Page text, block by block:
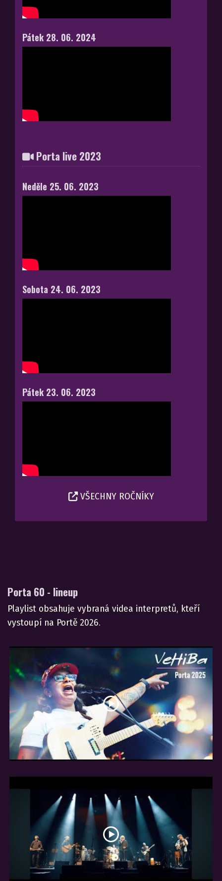
Pátek 28. 06. 2024
Porta live 2023
Neděle 25. 06. 2023
Sobota 24. 06. 2023
Pátek 23. 06. 2023
VŠECHNY ROČNÍKY
Porta 60 - lineup
Playlist obsahuje vybraná videa interpretů, kteří
vystoupí na Portě 2026.